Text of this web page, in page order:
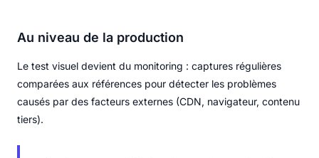
Au niveau de la production
Le test visuel devient du monitoring : captures régulières
comparées aux références pour détecter les problèmes
causés par des facteurs externes (CDN, navigateur, contenu
tiers).